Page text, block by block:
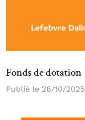
Fonds de dotation
Publié le 28/10/2025